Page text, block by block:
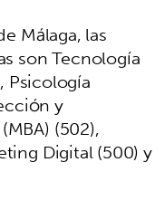
Málaga, las
son Tecnología
Psicología
y
(502),
Digital (500) y